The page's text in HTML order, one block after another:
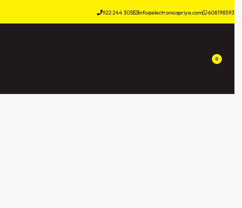
922 244 305 info@electronicapriya.com 608198593
0